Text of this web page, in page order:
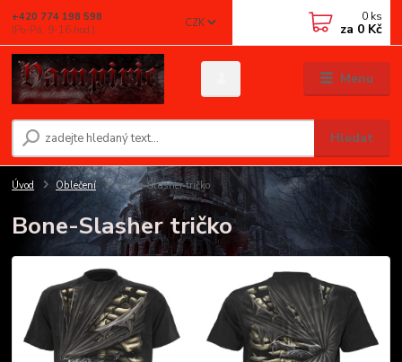
Menu
CZK
Hledat
+420 774 198 598
(Po-Pá, 9-16 hod.)
0 ks
za 0 Kč
Úvod Oblečení Bone-Slasher tričko
Bone-Slasher tričko